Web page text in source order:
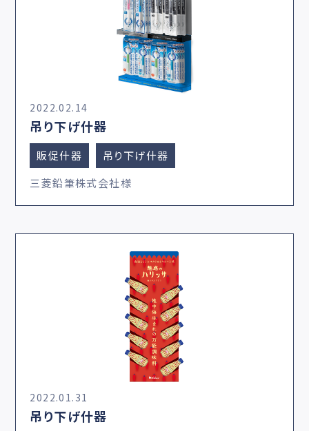
2022.02.14
吊り下げ什器
販促什器
吊り下げ什器
三菱鉛筆株式会社様
2022.01.31
吊り下げ什器